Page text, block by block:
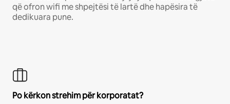
që ofron wifi me shpejtësi të lartë dhe hapësira të
dedikuara pune.
Po kërkon strehim për korporatat?